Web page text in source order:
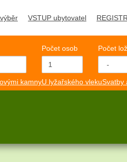
VSTUP ubytovatel
Počet osob
Počet
kamnyU lyžařského vlekuSvatby